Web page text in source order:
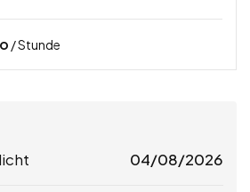
/ Stunde
04/08/2026